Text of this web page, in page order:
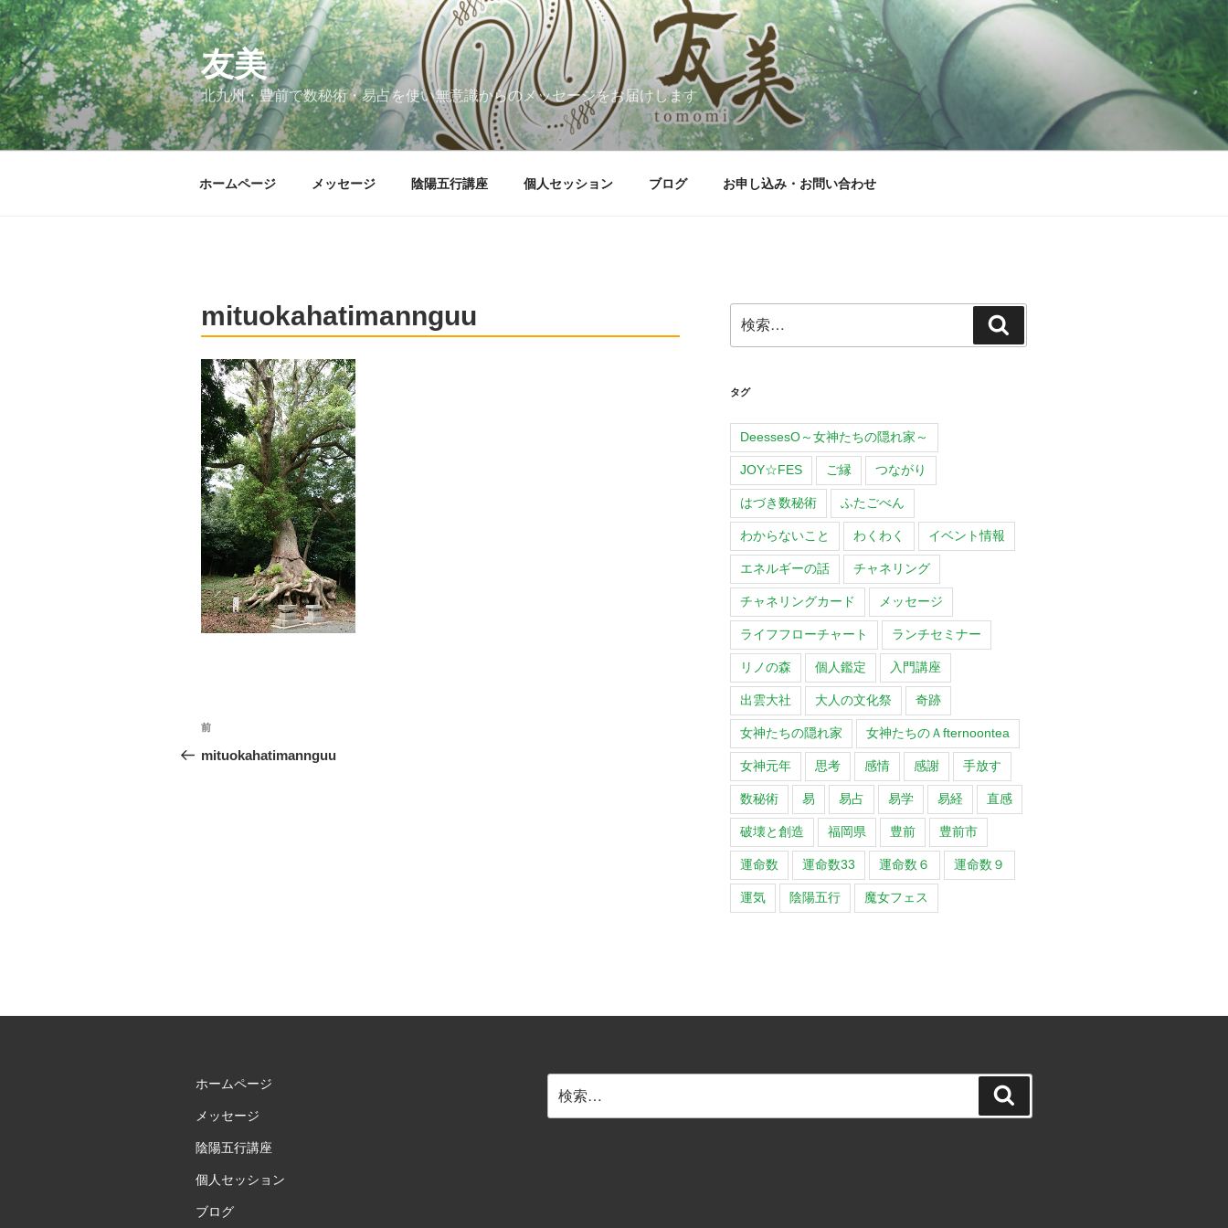
コ
ン
テ
ン
ツ
へ
ス
友美
北九州・豊前で数秘術・易占を使い無意識からのメッセージをお届けします
ホームページ メッセージ 陰陽五行講座 個人セッション ブログ お申し込み・お問い合わせ
mituokahatimannguu
投
稿
前
の
前
mituokahatimannguu
索:
索
タグ
DeessesO～女神たちの隠れ家～
JOY☆FES ご縁 つながり
はづき数秘術 ふたごべん
わからないこと わくわく イベント情報
エネルギーの話 チャネリング
チャネリングカード メッセージ
ライフフローチャート ランチセミナー
リノの森 個人鑑定 入門講座
出雲大社 大人の文化祭 奇跡
女神たちの隠れ家 女神たちのＡfternoontea
女神元年 思考 感情 感謝 手放す
数秘術 易 易占 易学 易経 直感
破壊と創造 福岡県 豊前 豊前市
運命数 運命数33 運命数６ 運命数９
運気 陰陽五行 魔女フェス
ホームページ
メッセージ
陰陽五行講座
個人セッション
ブログ
索:
索